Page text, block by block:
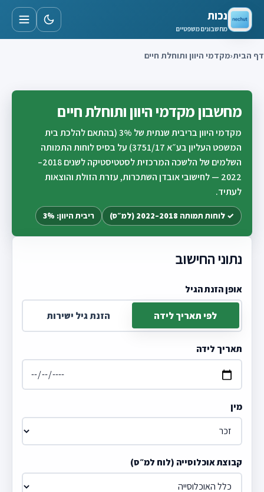
נכות
מחשבונים משפטיים
דף הבית‹מקדמי היוון ותוחלת חיים
מחשבון מקדמי היוון ותוחלת חיים
מקדמי היוון בריבית שנתית של 3% (בהתאם להלכת בית
המשפט העליון בע״א 3751/17) על בסיס לוחות התמותה
השלמים של הלשכה המרכזית לסטטיסטיקה לשנים 2018–
2022 — לחישובי אובדן השתכרות, עזרת הזולת והוצאות
לעתיד.
✓ לוחות תמותה 2018–2022 (למ״ס) ריבית היוון: 3%
נתוני החישוב
אופן הזנת הגיל
לפי תאריך לידה הזנת גיל ישירות
תאריך לידה
מין
קבוצת אוכלוסייה (לוח למ״ס)